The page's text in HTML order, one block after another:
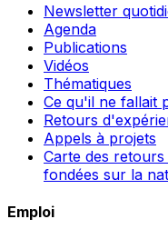
Newsletter
Agenda
Publications
Vidéos
Thématiques
Ce qu'il ne fallait
Retours
Appels à projets
Carte des
fondées sur la
Emploi